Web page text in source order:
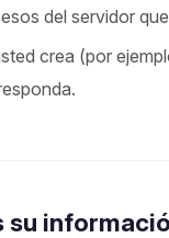
del servidor
crea (por
su